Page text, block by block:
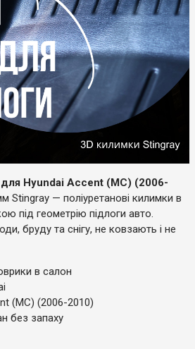
Hyundai Accent (MC) (2006-
Stingray — поліуретанові килимки в
під геометрію підлоги авто.
бруду та снігу, не ковзають і не
в салон
(MC) (2006-2010)
без запаху